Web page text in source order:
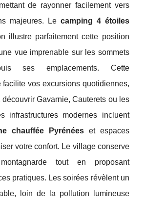
de rayonner facilement vers
majeures. Le camping 4 étoiles
illustre parfaitement cette position
vue imprenable sur les sommets
ses emplacements. Cette
facilite vos excursions quotidiennes,
Gavarnie, Cauterets ou les
infrastructures modernes incluent
chauffée Pyrénéeset espaces
votre confort. Le village conserve
tout en proposant
pratiques. Les soirées révèlent un
loin de la pollution lumineuse